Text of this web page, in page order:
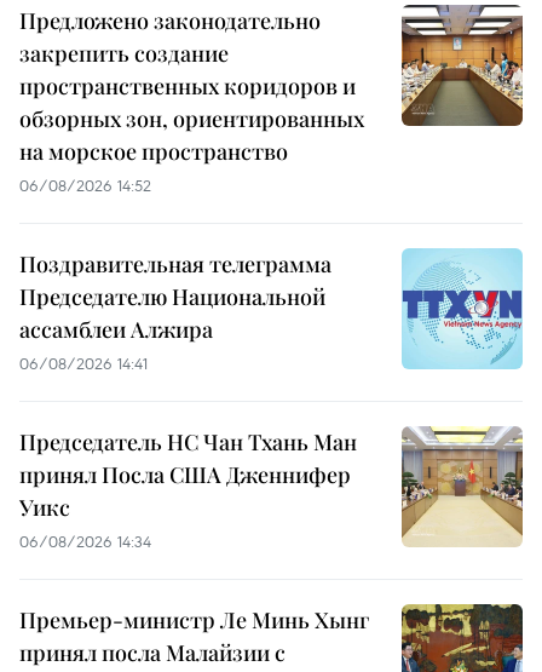
Предложено законодательно
закрепить создание
пространственных коридоров и
обзорных зон, ориентированных
на морское пространство
06/08/2026 14:52
Поздравительная телеграмма
Председателю Национальной
ассамблеи Алжира
06/08/2026 14:41
Председатель НС Чан Тхань Ман
принял Посла США Дженнифер
Уикс
06/08/2026 14:34
Премьер-министр Ле Минь Хынг
принял посла Малайзии с